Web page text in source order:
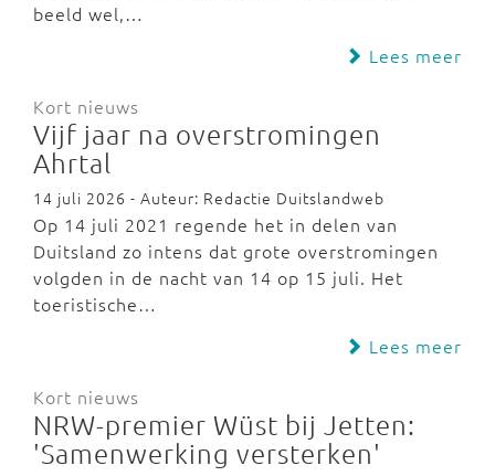
beeld wel,…
Lees meer
Kort nieuws
Vijf jaar na overstromingen
Ahrtal
14 juli 2026 - Auteur: Redactie Duitslandweb
Op 14 juli 2021 regende het in delen van
Duitsland zo intens dat grote overstromingen
volgden in de nacht van 14 op 15 juli. Het
toeristische…
Lees meer
Kort nieuws
NRW-premier Wüst bij Jetten:
'Samenwerking versterken'